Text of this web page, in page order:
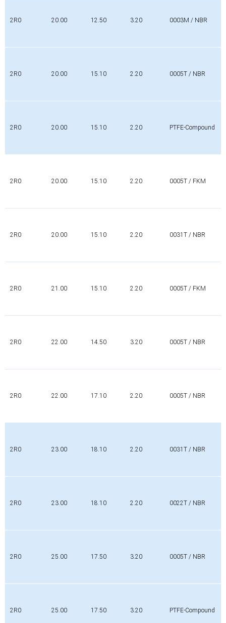
2R0 20.00 12.50 3.20 0003M / NBR
2R0 20.00 15.10 2.20 0005T / NBR
2R0 20.00 15.10 2.20 PTFE-Compound
2R0 20.00 15.10 2.20 0005T / FKM
2R0 20.00 15.10 2.20 0031T / NBR
2R0 21.00 15.10 2.20 0005T / FKM
2R0 22.00 14.50 3.20 0005T / NBR
2R0 22.00 17.10 2.20 0005T / NBR
2R0 23.00 18.10 2.20 0031T / NBR
2R0 23.00 18.10 2.20 0022T / NBR
2R0 25.00 17.50 3.20 0005T / NBR
2R0 25.00 17.50 3.20 PTFE-Compound